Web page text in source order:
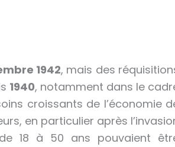
1942, mais des
1940, notamment dans le
croissants de l’économie
en particulier après
18 à 50 ans pouvaient